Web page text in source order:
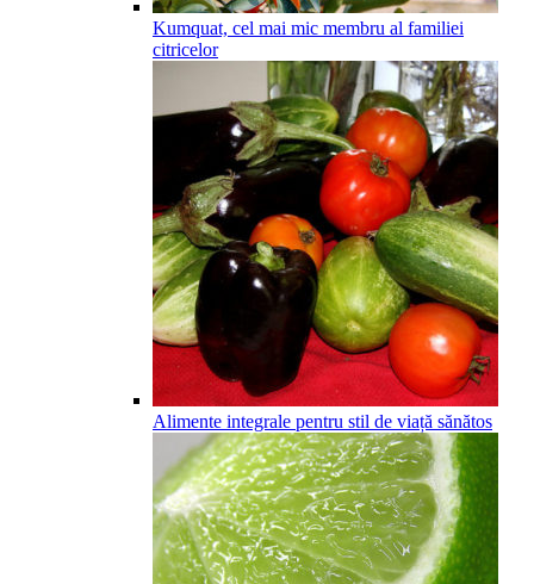
Kumquat, cel mai mic membru al familiei
citricelor
Alimente integrale pentru stil de viață sănătos